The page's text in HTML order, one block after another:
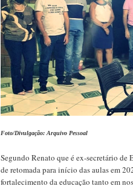
Foto/Divulgação: Arquivo Pessoal
Segundo Renato que é ex-secretário
de retomada para início das aulas em
fortalecimento da educação tanto em